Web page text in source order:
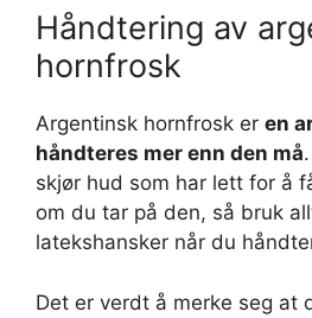
Håndtering av
hornfrosk
Argentinsk hornfrosk er en
håndteres mer enn den må
skjør hud som har lett for å
om du tar på den, så bruk
latekshansker når du
Det er verdt å merke seg at